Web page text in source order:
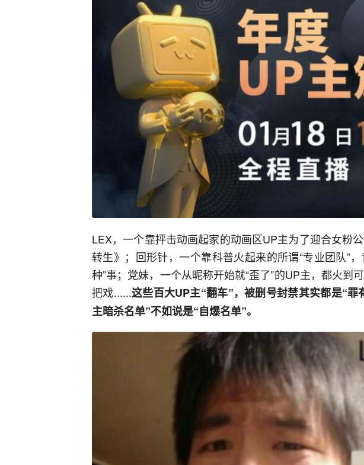
LEX，一个靠抨击动画起家的动画区UP主为了迎合女粉
转生》；回形针，一个靠科普火起来的所谓“专业团队”，
种”事；党妹，一个从昵称开始就“歪了”的UP主，都火到
把戏......这些百大UP主“翻车”，被删号封禁其实都是“
主暗杀名单”不如说是“自爆名单”。